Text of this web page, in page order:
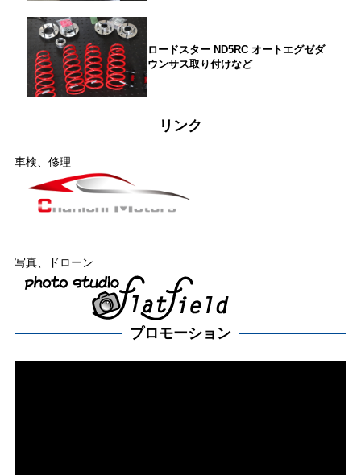
ロードスター ND5RC オートエグゼダ
ウンサス取り付けなど
リンク
車検、修理
写真、ドローン
プロモーション